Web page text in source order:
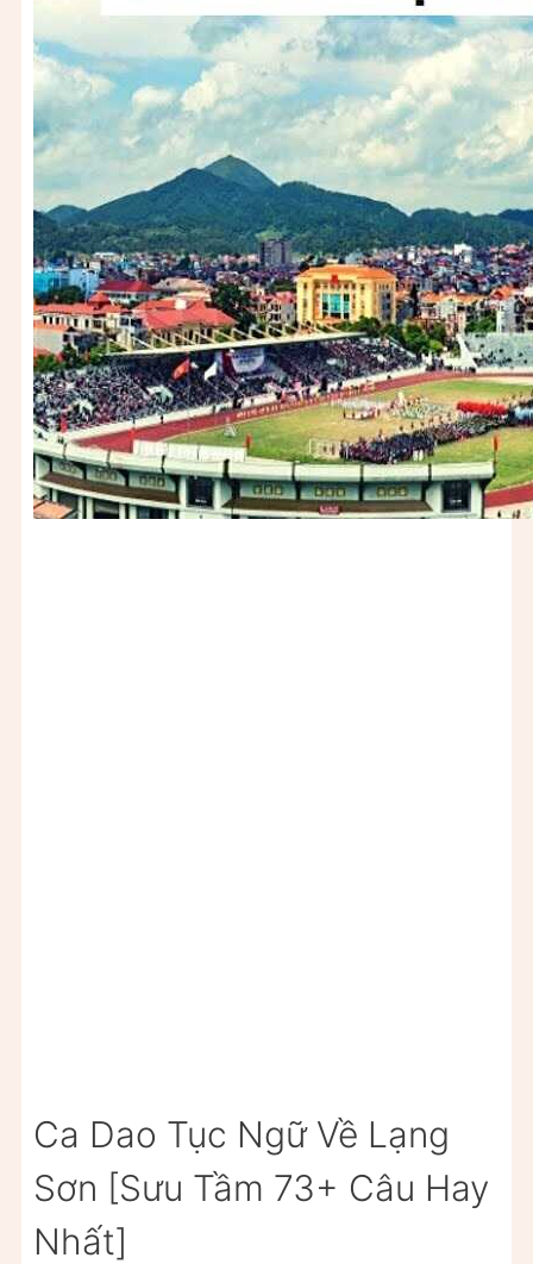
Ca Dao Tục Ngữ Về Lạng
Sơn [Sưu Tầm 73+ Câu Hay
Nhất]